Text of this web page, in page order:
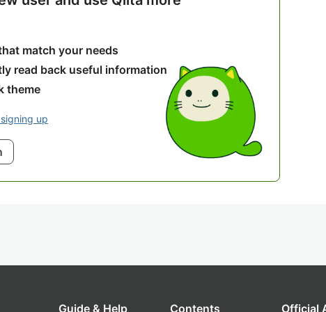
match your needs
read back useful information
theme
up
Guide & Help Contents Official